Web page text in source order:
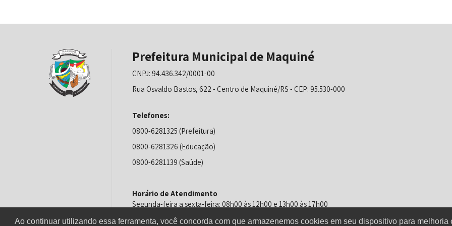
Ao continuar utilizando essa ferramenta, você concorda com que armazenemos cookies em seu dispositivo para
Prefeitura Municipal de Maquiné
CNPJ: 94.436.342/0001-00
Rua Osvaldo Bastos, 622 - Centro de Maquiné/RS - CEP: 95.530-000
Telefones:
0800-6281325 (Prefeitura)
0800-6281326 (Educação)
0800-6281139 (Saúde)
Horário de Atendimento
Segunda-feira a sexta-feira: 08h00 às 12h00 e 13h00 às 17h00